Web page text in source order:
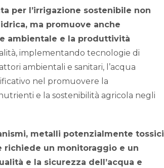
per l’irrigazione sostenibile non
ma promuove anche
ambientale e la produttività
implementando tecnologie di
ambientali e sanitari, l’acqua
nel promuovere la
e la sostenibilità agricola negli
metalli potenzialmente tossici
richiede un monitoraggio e un
e la sicurezza dell’acqua e